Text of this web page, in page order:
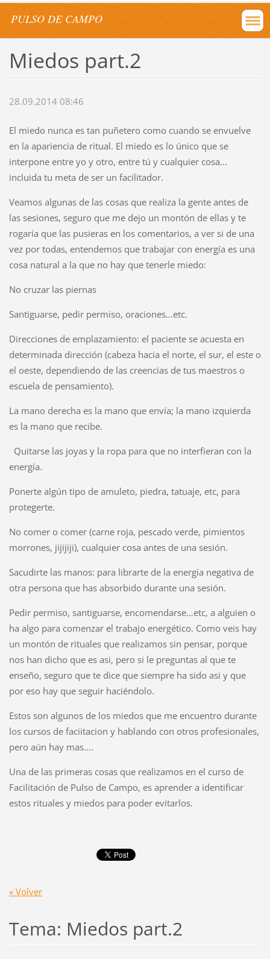
PULSO DE CAMPO
Miedos part.2
28.09.2014 08:46
El miedo nunca es tan puñetero como cuando se envuelve
en la apariencia de ritual. El miedo es lo único que se
interpone entre yo y otro, entre tú y cualquier cosa...
incluida tu meta de ser un facilitador.
Veamos algunas de las cosas que realiza la gente antes de
las sesiones, seguro que me dejo un montón de ellas y te
rogaría que las pusieras en los comentarios, a ver si de una
vez por todas, entendemos que trabajar con energía es una
cosa natural a la que no hay que tenerle miedo:
No cruzar las piernas
Santiguarse, pedir permiso, oraciones…etc.
Direcciones de emplazamiento: el paciente se acuesta en
determinada dirección (cabeza hacia el norte, el sur, el este o
el oeste, dependiendo de las creencias de tus maestros o
escuela de pensamiento).
La mano derecha es la mano que envía; la mano izquierda
es la mano que recibe.
Quitarse las joyas y la ropa para que no interfieran con la
energía.
Ponerte algún tipo de amuleto, piedra, tatuaje, etc, para
protegerte.
No comer o comer (carne roja, pescado verde, pimientos
morrones, jijijiji), cualquier cosa antes de una sesión.
Sacudirte las manos: para librarte de la energía negativa de
otra persona que has absorbido durante una sesión.
Pedir permiso, santiguarse, encomendarse…etc, a alguien o
ha algo para comenzar el trabajo energético. Como veis hay
un montón de rituales que realizamos sin pensar, porque
nos han dicho que es asi, pero si le preguntas al que te
enseño, seguro que te dice que siempre ha sido asi y que
por eso hay que seguir haciéndolo.
Estos son algunos de los miedos que me encuentro durante
los cursos de faciitacion y hablando con otros profesionales,
pero aún hay mas….
Una de las primeras cosas que realizamos en el curso de
Facilitación de Pulso de Campo, es aprender a identificar
estos rituales y miedos para poder evitarlos.
« Volver
Tema: Miedos part.2